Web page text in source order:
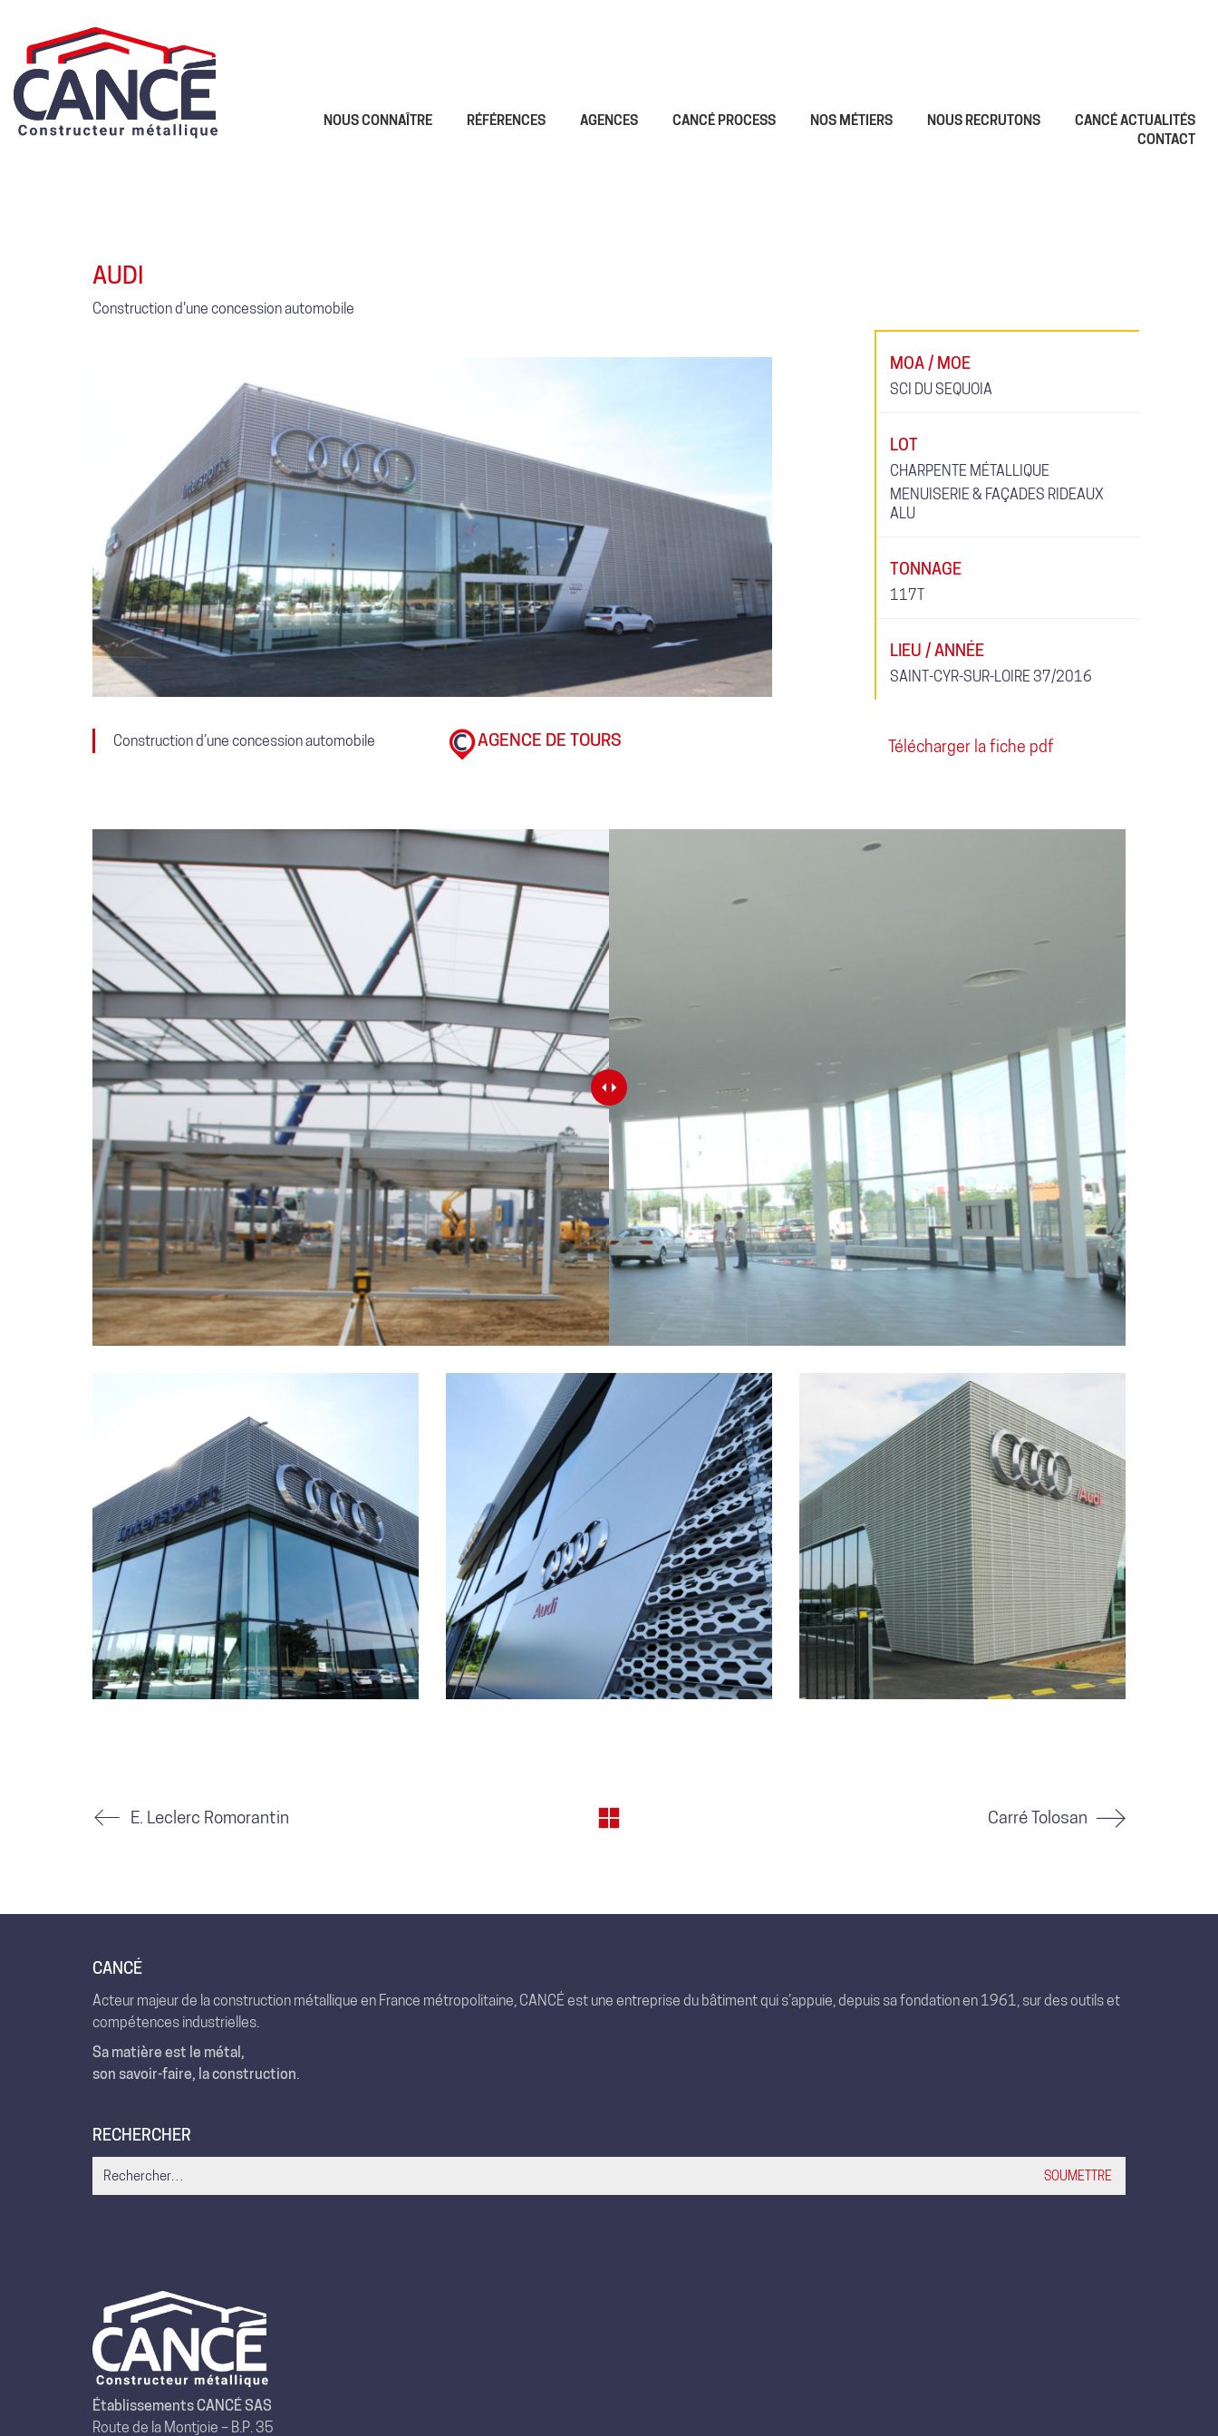
NOUS CONNAÎTRE RÉFÉRENCES AGENCES CANCÉ PROCESS NOS MÉTIERS NOUS RECRUTONS
CANCÉ ACTUALITÉS
CONTACT
AUDI
Construction d'une concession automobile
Construction d’une concession automobile AGENCE DE TOURS
MOA / MOE
SCI DU SEQUOIA
LOT
CHARPENTE MÉTALLIQUE
MENUISERIE & FAÇADES RIDEAUX
ALU
TONNAGE
117T
LIEU / ANNÉE
SAINT-CYR-SUR-LOIRE 37/2016
Télécharger la fiche pdf
E. Leclerc Romorantin Carré Tolosan
CANCÉ
Acteur majeur de la construction métallique en France métropolitaine, CANCÉ est une entreprise du bâtiment qui s’appuie, depuis sa fondation en 1961, sur des outils et
compétences industrielles.
Sa matière est le métal,
son savoir-faire, la construction.
RECHERCHER
for:
Établissements CANCÉ SAS
Route de la Montjoie – B.P. 35